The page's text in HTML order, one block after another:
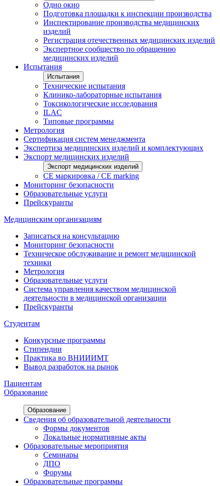
Одно окно
Подготовка площадки к инспекции производства
Инспектирование производства медицинских
изделий
Регистрация отечественных медицинских изделий
Экспертное сообщество по обращению
медицинских изделий
Испытания
Испытания
Технические испытания
Клинико-лабораторные испытания
Токсикологические исследования
ILAС
Типовые программы
Метрология
Сертификация систем менеджмента
Экспертиза медицинских изделий и комплектующих
Экспорт медицинских изделий
Экспорт медицинских изделий
CE маркировка / CE marking
Мониторинг безопасности
Образовательные услуги
Прейскуранты
Медицинским организациям
Записаться на консультацию
Мониторинг безопасности
Техническое обслуживание и ремонт медицинской
техники
Метрология
Образовательные услуги
Система управления качеством медицинской
деятельности в медицинской организации
Прейскуранты
Студентам
Конкурсные программы
Стипендии
Практика во ВНИИИМТ
Вывод разработок на рынок
Пациентам
Образование
Образование
Сведения об образовательной деятельности
Формы документов
Локальные нормативные акты
Образовательные мероприятия
Семинары
ДПО
Форумы
Образовательные программы